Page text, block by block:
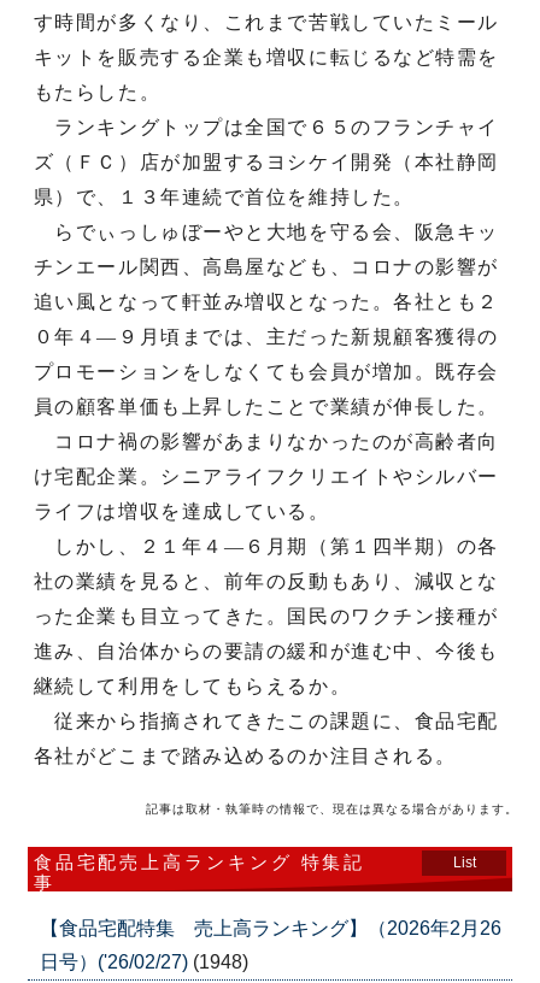
す時間が多くなり、これまで苦戦していたミール
キットを販売する企業も増収に転じるなど特需を
もたらした。
ランキングトップは全国で６５のフランチャイ
ズ（ＦＣ）店が加盟するヨシケイ開発（本社静岡
県）で、１３年連続で首位を維持した。
らでぃっしゅぼーやと大地を守る会、阪急キッ
チンエール関西、高島屋なども、コロナの影響が
追い風となって軒並み増収となった。各社とも２
０年４―９月頃までは、主だった新規顧客獲得の
プロモーションをしなくても会員が増加。既存会
員の顧客単価も上昇したことで業績が伸長した。
コロナ禍の影響があまりなかったのが高齢者向
け宅配企業。シニアライフクリエイトやシルバー
ライフは増収を達成している。
しかし、２１年４―６月期（第１四半期）の各
社の業績を見ると、前年の反動もあり、減収とな
った企業も目立ってきた。国民のワクチン接種が
進み、自治体からの要請の緩和が進む中、今後も
継続して利用をしてもらえるか。
従来から指摘されてきたこの課題に、食品宅配
各社がどこまで踏み込めるのか注目される。
記事は取材・執筆時の情報で、現在は異なる場合があります。
食品宅配売上高ランキング 特集記
事
List
【食品宅配特集 売上高ランキング】（2026年2月26
日号）('26/02/27) (1948)